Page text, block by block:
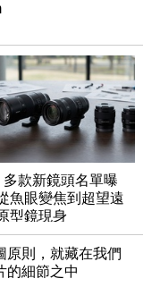
多款新鏡頭名單曝
魚眼變焦到超望遠
型鏡現身
原則，就藏在我們
的細節之中